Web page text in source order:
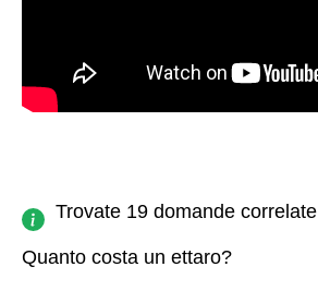
Trovate 19 domande correlate
Quanto costa un ettaro?